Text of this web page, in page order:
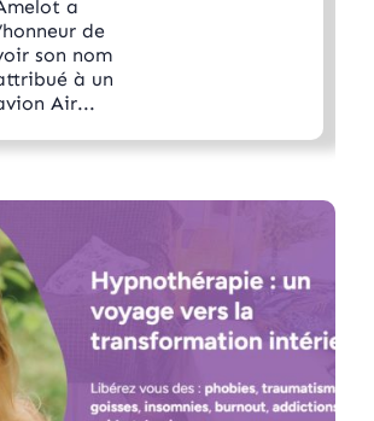
a
de
son nom
à un
Air...